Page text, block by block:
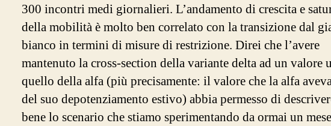
300 incontri medi giornalieri. L’andamento di crescita e
della mobilità è molto ben correlato con la transizione dal
bianco in termini di misure di restrizione. Direi che l’avere
mantenuto la cross-section della variante delta ad un valore
quello della alfa (più precisamente: il valore che la alfa
del suo depotenziamento estivo) abbia permesso di
bene lo scenario che stiamo sperimentando da ormai un